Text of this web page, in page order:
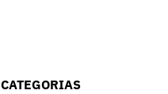
CATEGORIAS